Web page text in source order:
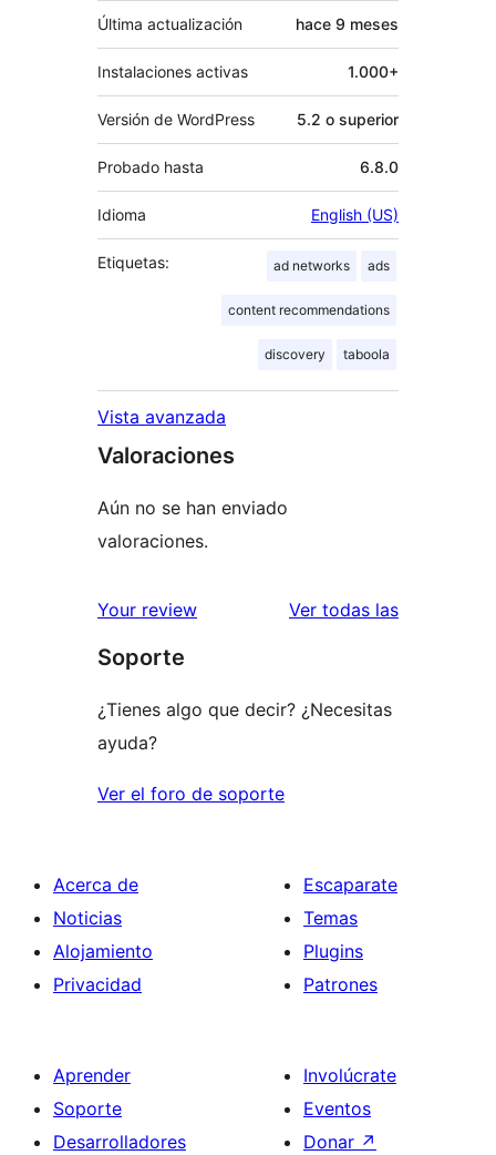
Última actualización hace 9 meses
Instalaciones activas 1.000+
Versión de WordPress 5.2 o superior
Probado hasta 6.8.0
Idioma English (US)
Etiquetas: ad networks ads
content recommendations
discovery taboola
Vista avanzada
Valoraciones
Aún no se han enviado
valoraciones.
Your review Ver todas las
Soporte
¿Tienes algo que decir? ¿Necesitas
ayuda?
Ver el foro de soporte
Acerca de
Noticias
Alojamiento
Privacidad
Escaparate
Temas
Plugins
Patrones
Aprender
Soporte
Desarrolladores
Involúcrate
Eventos
Donar ↗